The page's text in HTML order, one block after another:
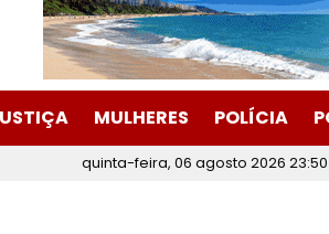
MULHERES POLÍCIA
quinta-feira, 06 agosto 2026 23:50